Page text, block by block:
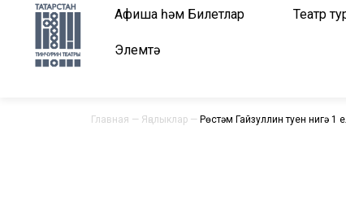
Афиша һәм Билетлар Театр
Элемтә
Главная — Яңалыклар — Рөстәм Гайзуллин туен нигә 1